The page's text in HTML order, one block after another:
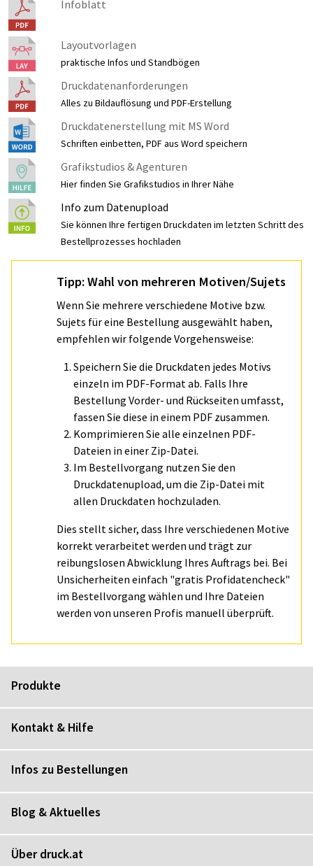
Infoblatt
Layoutvorlagen
praktische Infos und Standbögen
Druckdatenanforderungen
Alles zu Bildauflösung und PDF-Erstellung
Druckdatenerstellung mit MS Word
Schriften einbetten, PDF aus Word speichern
Grafikstudios & Agenturen
Hier finden Sie Grafikstudios in Ihrer Nähe
Info zum Datenupload
Sie können Ihre fertigen Druckdaten im letzten Schritt des
Bestellprozesses hochladen
Tipp: Wahl von mehreren Motiven/Sujets
Wenn Sie mehrere verschiedene Motive bzw.
Sujets für eine Bestellung ausgewählt haben,
empfehlen wir folgende Vorgehensweise:
Speichern Sie die Druckdaten jedes Motivs
einzeln im PDF-Format ab. Falls Ihre
Bestellung Vorder- und Rückseiten umfasst,
fassen Sie diese in einem PDF zusammen.
Komprimieren Sie alle einzelnen PDF-
Dateien in einer Zip-Datei.
Im Bestellvorgang nutzen Sie den
Druckdatenupload, um die Zip-Datei mit
allen Druckdaten hochzuladen.
Dies stellt sicher, dass Ihre verschiedenen Motive
korrekt verarbeitet werden und trägt zur
reibungslosen Abwicklung Ihres Auftrags bei. Bei
Unsicherheiten einfach "gratis Profidatencheck"
im Bestellvorgang wählen und Ihre Dateien
werden von unseren Profis manuell überprüft.
Produkte
Kontakt & Hilfe
Infos zu Bestellungen
Blog & Aktuelles
Über druck.at